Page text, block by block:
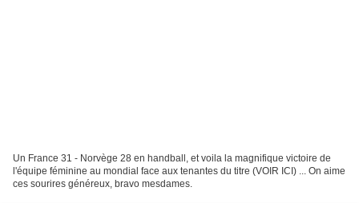
Un France 31 - Norvège 28 en handball, et voila la magnifique victoire de
l'équipe féminine au mondial face aux tenantes du titre (VOIR ICI) ... On aime
ces sourires généreux, bravo mesdames.